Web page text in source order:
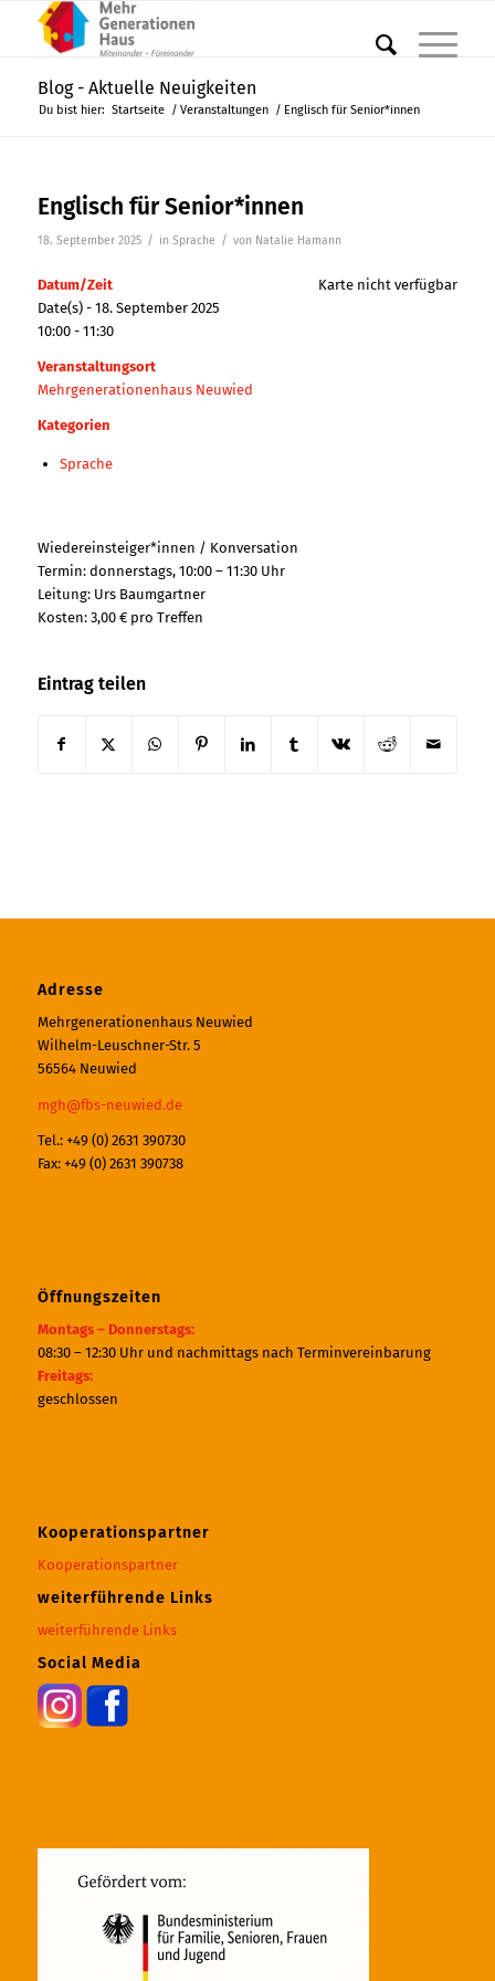
Blog - Aktuelle Neuigkeiten
Du bist hier: Startseite / Veranstaltungen / Englisch für Senior*innen
Englisch für Senior*innen
18. September 2025 / in Sprache / von Natalie Hamann
Karte nicht verfügbar
Datum/Zeit
Date(s) - 18. September 2025
10:00 - 11:30
Veranstaltungsort
Mehrgenerationenhaus Neuwied
Kategorien
Sprache
Wiedereinsteiger*innen / Konversation
Termin: donnerstags, 10:00 – 11:30 Uhr
Leitung: Urs Baumgartner
Kosten: 3,00 € pro Treffen
Eintrag teilen
Adresse
Mehrgenerationenhaus Neuwied
Wilhelm-Leuschner-Str. 5
56564 Neuwied
mgh@fbs-neuwied.de
Tel.: +49 (0) 2631 390730
Fax: +49 (0) 2631 390738
Öffnungszeiten
Montags – Donnerstags:
08:30 – 12:30 Uhr und nachmittags nach Terminvereinbarung
Freitags:
geschlossen
Kooperationspartner
Kooperationspartner
weiterführende Links
weiterführende Links
Social Media